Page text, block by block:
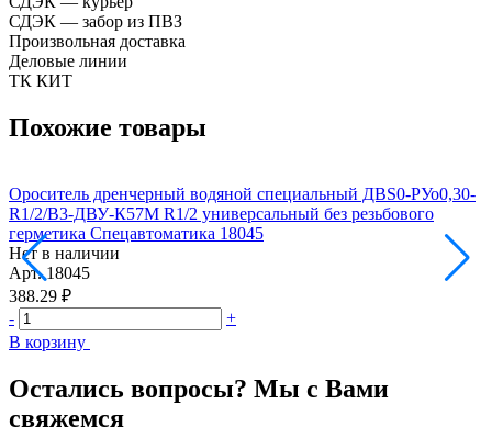
СДЭК — забор из ПВЗ
Произвольная доставка
Деловые линии
ТК КИТ
Похожие товары
Ороситель дренчерный водяной специальный ДBS0-РУо0,30-
R1/2/В3-ДВУ-К57М R1/2 универсальный без резьбового
герметика Спецавтоматика 18045
Нет в наличии
Арт. 18045
388.29 ₽
-
+
В корзину
Остались вопросы? Мы с Вами
свяжемся